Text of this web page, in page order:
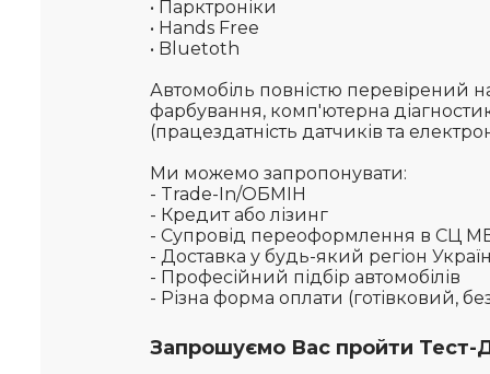
• Парктроніки
• Hands Free
• Bluetoth
Автомобіль повністю перевірений
фарбування, комп'ютерна
(працездатність датчиків та
Ми можемо запропонувати:
- Trade-In/ОБМІН
- Кредит або лізинг
- Супровід переоформлення в СЦ
- Доставка у будь-який регіон
- Професійний підбір автомобілів
- Різна форма оплати (готівковий,
Запрошуємо Вас пройти Тест-